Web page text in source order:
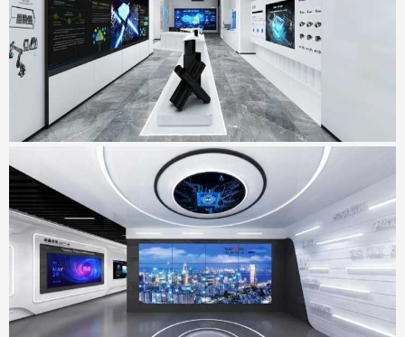
地点：广东省佛山市
天威视讯展厅
地点：广东省深圳市